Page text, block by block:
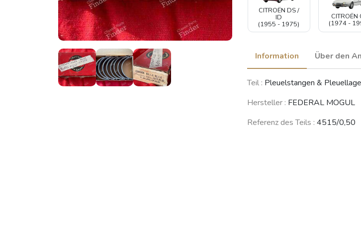
CITROËN DS /
ID
(1955 - 1975)
CITROËN
(1974 -
Information Über den
Teil : Pleuelstangen &
Hersteller : FEDERAL MOGUL
Referenz des Teils : 4515/0,50